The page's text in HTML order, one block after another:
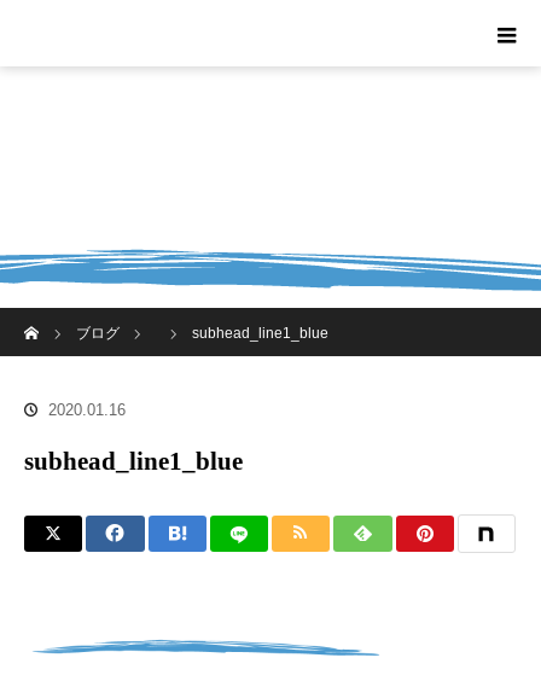
ブログ
subhead_line1_blue
2020.01.16
subhead_line1_blue